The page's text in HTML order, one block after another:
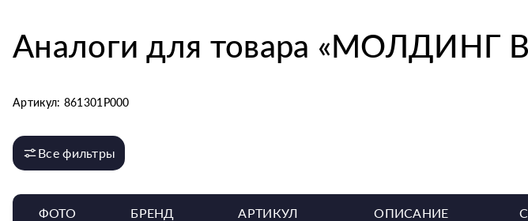
Аналоги для товара «МОЛДИНГ
Артикул: 861301P000
Все фильтры
ФОТО БРЕНД АРТИКУЛ ОПИСАНИЕ